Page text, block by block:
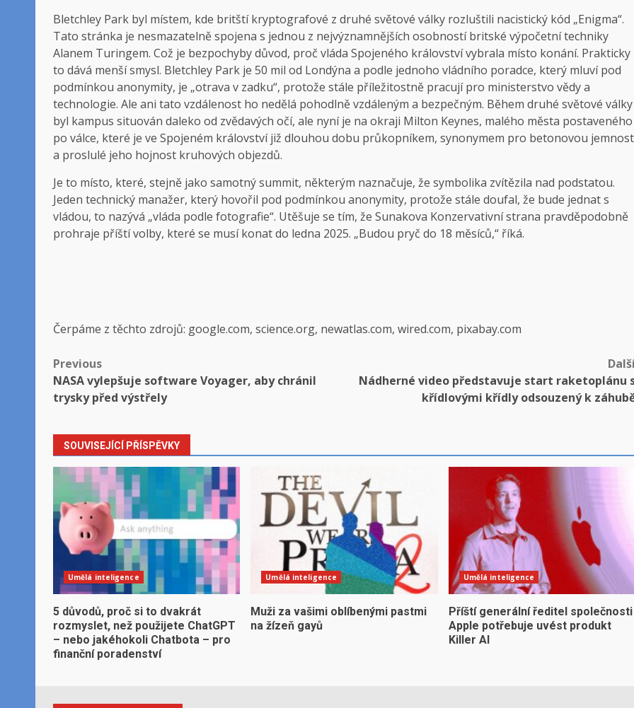
Bletchley Park byl místem, kde britští kryptografové z druhé světové války rozluštili nacistický kód „Enigma“.
Tato stránka je nesmazatelně spojena s jednou z nejvýznamnějších osobností britské výpočetní techniky
Alanem Turingem. Což je bezpochyby důvod, proč vláda Spojeného království vybrala místo konání. Prakticky
to dává menší smysl. Bletchley Park je 50 mil od Londýna a podle jednoho vládního poradce, který mluví pod
podmínkou anonymity, je „otrava v zadku“, protože stále příležitostně pracují pro ministerstvo vědy a
technologie. Ale ani tato vzdálenost ho nedělá pohodlně vzdáleným a bezpečným. Během druhé světové války
byl kampus situován daleko od zvědavých očí, ale nyní je na okraji Milton Keynes, malého města postaveného
po válce, které je ve Spojeném království již dlouhou dobu průkopníkem, synonymem pro betonovou jemnost
a proslulé jeho hojnost kruhových objezdů.
Je to místo, které, stejně jako samotný summit, některým naznačuje, že symbolika zvítězila nad podstatou.
Jeden technický manažer, který hovořil pod podmínkou anonymity, protože stále doufal, že bude jednat s
vládou, to nazývá „vláda podle fotografie“. Utěšuje se tím, že Sunakova Konzervativní strana pravděpodobně
prohraje příští volby, které se musí konat do ledna 2025. „Budou pryč do 18 měsíců,“ říká.
Čerpáme z těchto zdrojů: google.com, science.org, newatlas.com, wired.com, pixabay.com
Post
navigation
Previous
NASA vylepšuje software Voyager, aby chránil
trysky před výstřely
Nádherné video představuje start raketoplánu
křídlovými křídly odsouzený k
SOUVISEJÍCÍ PŘÍSPĚVKY
Umělá inteligence
5 důvodů, proč si to dvakrát
rozmyslet, než použijete ChatGPT
– nebo jakéhokoli Chatbota – pro
finanční poradenství
Umělá inteligence
Muži za vašimi oblíbenými pastmi
na žízeň gayů
Umělá inteligence
Příští generální ředitel společnosti
Apple potřebuje uvést produkt
Killer AI